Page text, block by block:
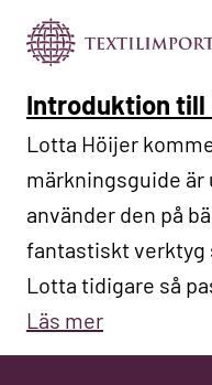
Introduktion till
Lotta Höijer
märkningsguide är
använder den på
fantastiskt verktyg
Lotta tidigare så
Läs mer